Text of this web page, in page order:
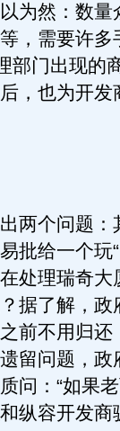
为然：数量
，需要许多
部门出现的
，也为开发
个问题：
批给一个玩
处理瑞奇大
据了解，政
前不用归还
留问题，政
问：“如果
纵容开发商